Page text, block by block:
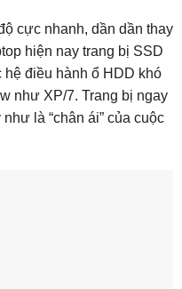
cực nhanh, dần dần thay
hiện nay trang bị SSD
hệ điều hành ổ HDD khó
như XP/7. Trang bị ngay
là “chân ái” của cuộc